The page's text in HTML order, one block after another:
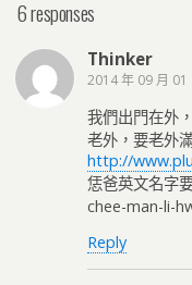
6 responses
Thinker
2014 年 09 月 01
我們出門在外
老外，要老外
http://
恁爸英文名字
chee-man-li-
Reply